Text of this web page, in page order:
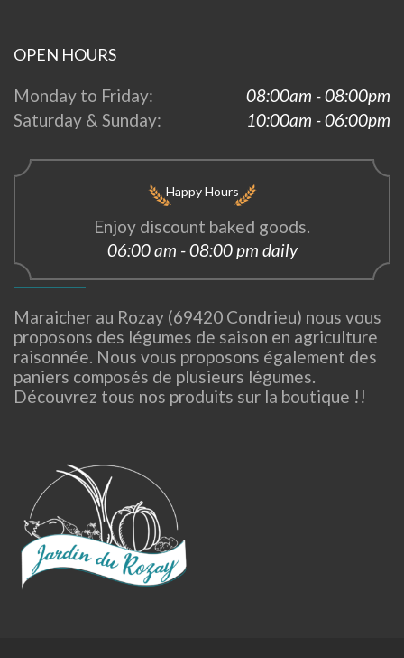
OPEN HOURS
Monday to Friday:
08:00am - 08:00pm
Saturday & Sunday:
10:00am - 06:00pm
Happy Hours
Enjoy discount baked goods.
06:00 am - 08:00 pm daily
Maraicher au Rozay (69420 Condrieu) nous vous
proposons des légumes de saison en agriculture
raisonnée. Nous vous proposons également des
paniers composés de plusieurs légumes.
Découvrez tous nos produits sur la boutique !!